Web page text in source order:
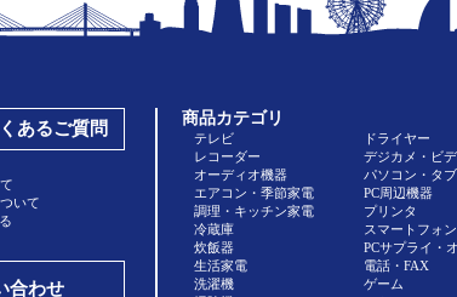
あるご質問
いて
合わせ
商品カテゴリ
テレビ
レコーダー
オーディオ機器
エアコン・季節家電
調理・キッチン家電
冷蔵庫
炊飯器
生活家電
洗濯機
ドライヤー
デジカメ・ビ
パソコン・タ
PC周辺機器
プリンタ
スマートフォ
PCサプライ・
電話・FAX
ゲーム